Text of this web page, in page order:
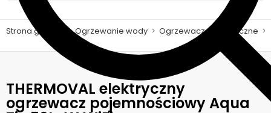
Strona główna > Ogrzewanie wody > Ogrzewacze elektryczne >
THERMOVAL elektryczny
ogrzewacz pojemnościowy Aqua